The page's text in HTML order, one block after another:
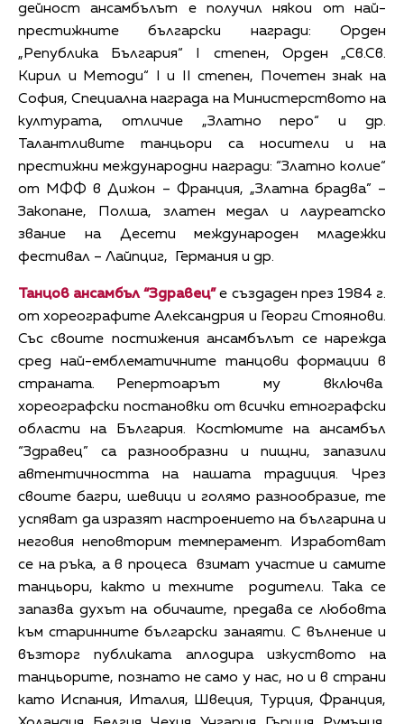
дейност ансамбълът е получил някои от най-
престижните български награди: Орден
„Република България“ I степен, Орден „Св.Св.
Кирил и Методи“ I и II степен, Почетен знак на
София, Специална награда на Министерството на
културата, отличие „Златно перо“ и др.
Талантливите танцьори са носители и на
престижни международни награди: “Златно колие“
от МФФ в Дижон – Франция, „Златна брадва” –
Закопане, Полша, златен медал и лауреатско
звание на Десети международен младежки
фестивал – Лайпциг, Германия и др.
Танцов ансамбъл “Здравец”е създаден през 1984 г.
от хореографите Александрия и Георги Стоянови.
Със своите постижения ансамбълът се нарежда
сред най-емблематичните танцови формации в
страната. Репертоарът му включва
хореографски постановки от всички етнографски
области на България. Костюмите на ансамбъл
“Здравец” са разнообразни и пищни, запазили
автентичността на нашата традиция. Чрез
своите багри, шевици и голямо разнообразие, те
успяват да изразят настроението на българина и
неговия неповторим темперамент. Изработват
се на ръка, а в процеса взимат участие и самите
танцьори, както и техните родители. Така се
запазва духът на обичаите, предава се любовта
към старинните български занаяти. С вълнение и
възторг публиката аплодира изкуството на
танцьорите, познато не само у нас, но и в страни
като Испания, Италия, Швеция, Турция, Франция,